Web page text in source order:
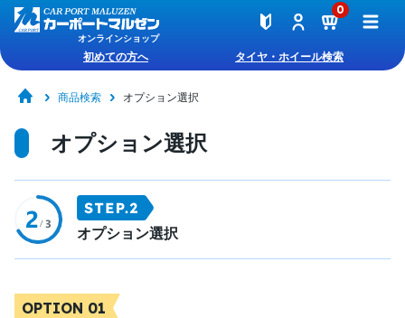
オンラインショップ
0
初めての方へ タイヤ・ホイール検索
商品検索 オプション選択
オプション選択
オプション選択
OPTION 01